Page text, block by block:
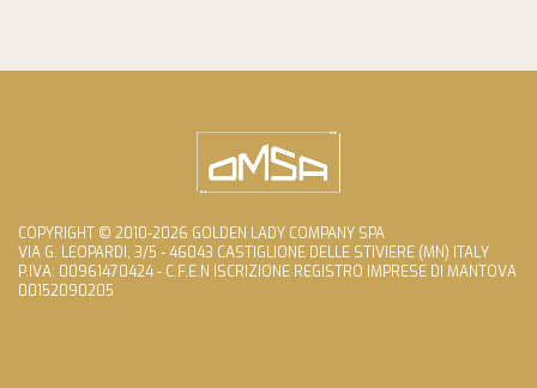
COPYRIGHT © 2010-2026 GOLDEN LADY COMPANY SPA
VIA G. LEOPARDI, 3/5 - 46043 CASTIGLIONE DELLE STIVIERE (MN) ITALY
P.IVA: 00961470424 - C.F.E.N ISCRIZIONE REGISTRO IMPRESE DI MANTOVA
00152090205